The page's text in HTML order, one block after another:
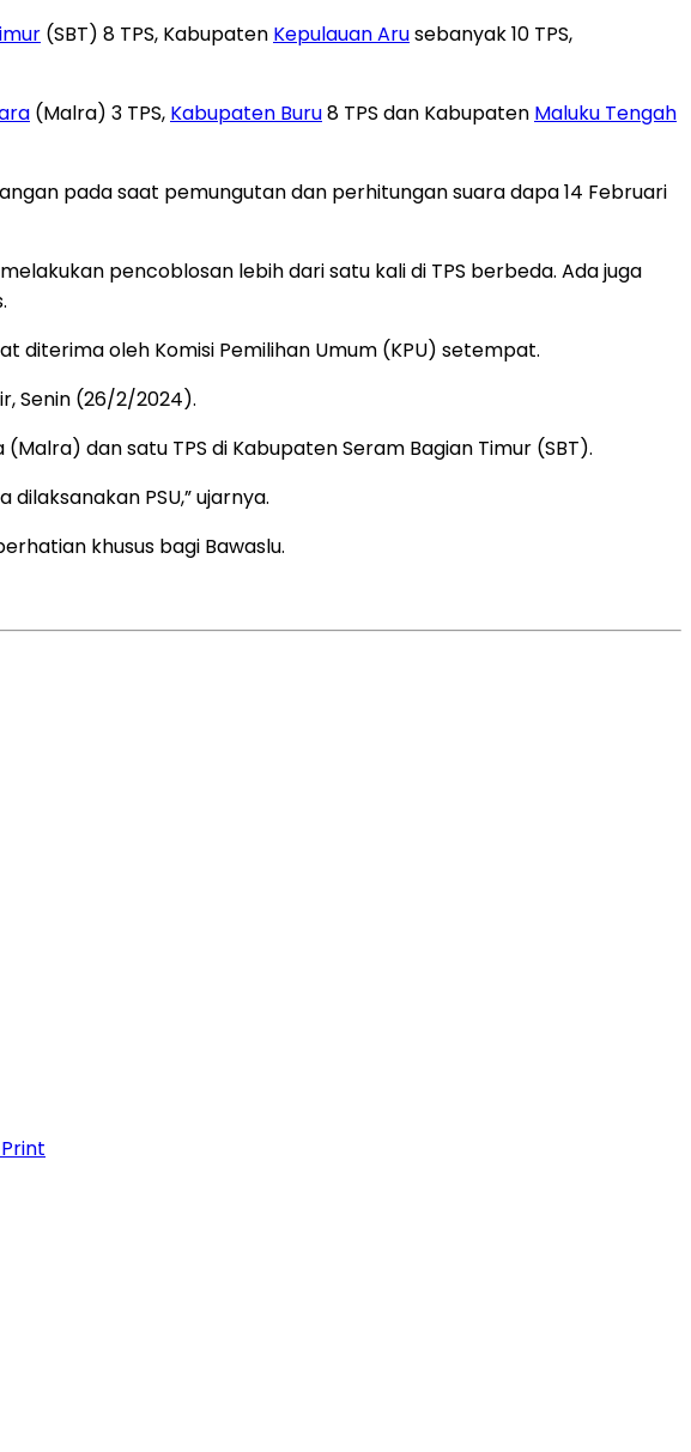
(SBT) 8 TPS, Kabupaten Kepulauan Arusebanyak 10 TPS,
(Malra) 3 TPS, Kabupaten Buru8 TPS dan Kabupaten Maluku Tengah
pada saat pemungutan dan perhitungan suara dapa 14 Februari
pencoblosan lebih dari satu kali di TPS berbeda. Ada juga
diterima oleh Komisi Pemilihan Umum (KPU) setempat.
Senin (26/2/2024).
dan satu TPS di Kabupaten Seram Bagian Timur (SBT).
PSU,” ujarnya.
khusus bagi Bawaslu.
Print